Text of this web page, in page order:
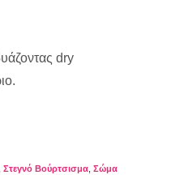
dry
Στεγνό Βούρτσισμα Σώμα